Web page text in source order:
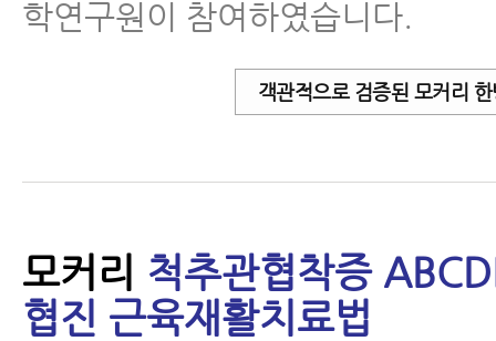
학연구원이 참여하였습니다.
객관적으로 검증된 모커리
모커리 척추관협착증
협진 근육재활치료법